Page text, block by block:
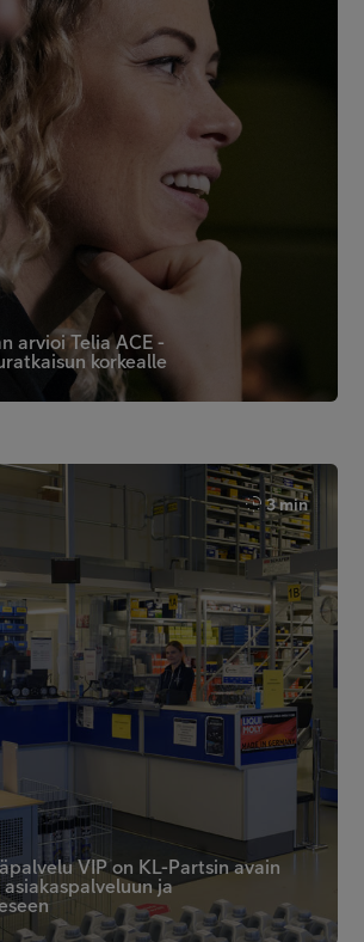
arvioi Telia ACE -
korkealle
3 min
VIP on KL-Partsin avain
ja